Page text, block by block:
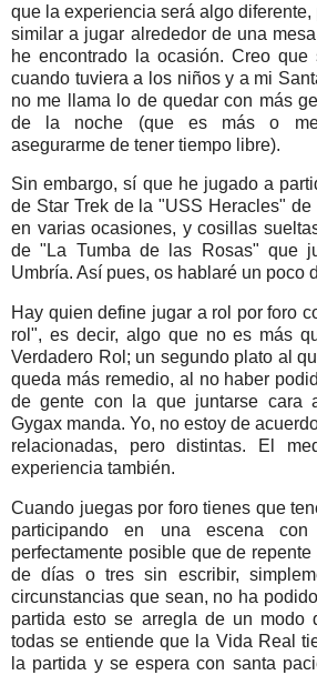
que la experiencia será algo
similar a jugar alrededor de una
he encontrado la ocasión. Creo
cuando tuviera a los niños y a mi
no me llama lo de quedar con más
de la noche (que es más o
asegurarme de tener tiempo libre).
Sin embargo, sí que he jugado a
de Star Trek de la "USS Heracles"
en varias ocasiones, y cosillas
de "La Tumba de las Rosas" que
Umbría. Así pues, os hablaré un poco
Hay quien define jugar a rol por foro
rol", es decir, algo que no es más
Verdadero Rol; un segundo plato al
queda más remedio, al no haber
de gente con la que juntarse cara
Gygax manda. Yo, no estoy de
relacionadas, pero distintas. El
experiencia también.
Cuando juegas por foro tienes que
participando en una escena
perfectamente posible que de
de días o tres sin escribir,
circunstancias que sean, no ha
partida esto se arregla de un modo
todas se entiende que la Vida Real
la partida y se espera con santa